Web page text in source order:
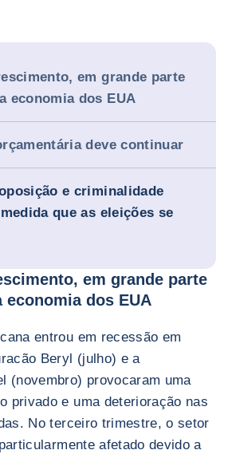
em grande parte
economia dos EUA
deve continuar
e criminalidade
que as eleições se
em grande parte
economia dos EUA
entrou em recessão em
Beryl (julho) e a
(novembro) provocaram uma
privado e uma deterioração nas
No terceiro trimestre, o setor
afetado devido a